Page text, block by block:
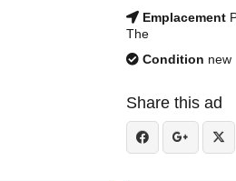
Emplacement
The
Condition new
Share this ad